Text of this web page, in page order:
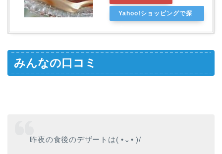
Yahoo!ショッピングで探
みんなの口コミ
昨夜の食後のデザートは( •⌄• )/